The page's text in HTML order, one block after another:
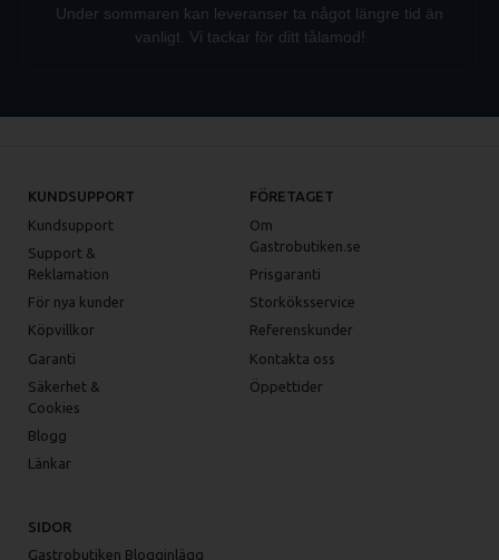
Under sommaren kan leveranser ta något längre tid än
vanligt. Vi tackar för ditt tålamod!
KUNDSUPPORT
Kundsupport
Support &
Reklamation
För nya kunder
Köpvillkor
Garanti
Säkerhet &
Cookies
Blogg
Länkar
FÖRETAGET
Om
Gastrobutiken.se
Prisgaranti
Storköksservice
Referenskunder
Kontakta oss
Öppettider
SIDOR
Gastrobutiken Blogginlägg